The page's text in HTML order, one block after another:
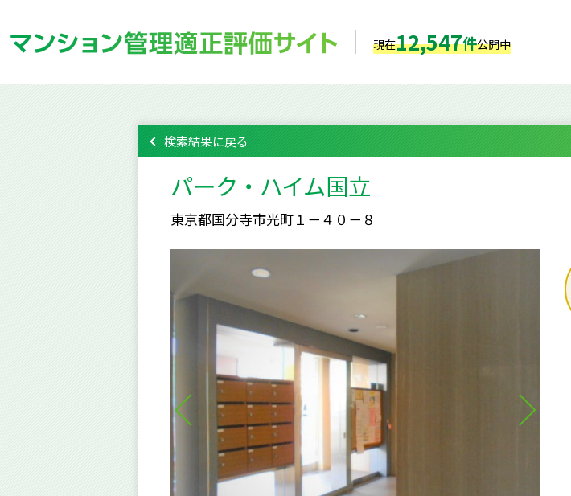
現在12,547件公開中
検索結果に戻る
パーク・ハイム国立
東京都国分寺市光町１－４０－８